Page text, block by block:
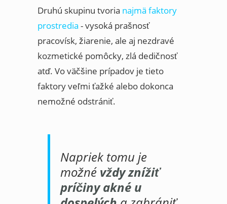
Druhú skupinu tvoria najmä faktory
prostredia - vysoká prašnosť
pracovísk, žiarenie, ale aj nezdravé
kozmetické pomôcky, zlá dedičnosť
atď. Vo väčšine prípadov je tieto
faktory veľmi ťažké alebo dokonca
nemožné odstrániť.
Napriek tomu je
možné vždy znížiť
príčiny akné u